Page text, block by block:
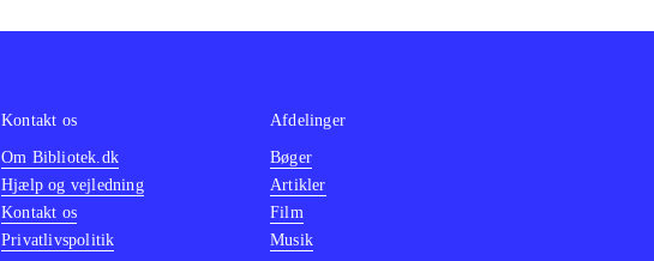
Kontakt os
Om Bibliotek.dk
Hjælp og vejledning
Kontakt os
Privatlivspolitik
Afdelinger
Bøger
Artikler
Film
Musik